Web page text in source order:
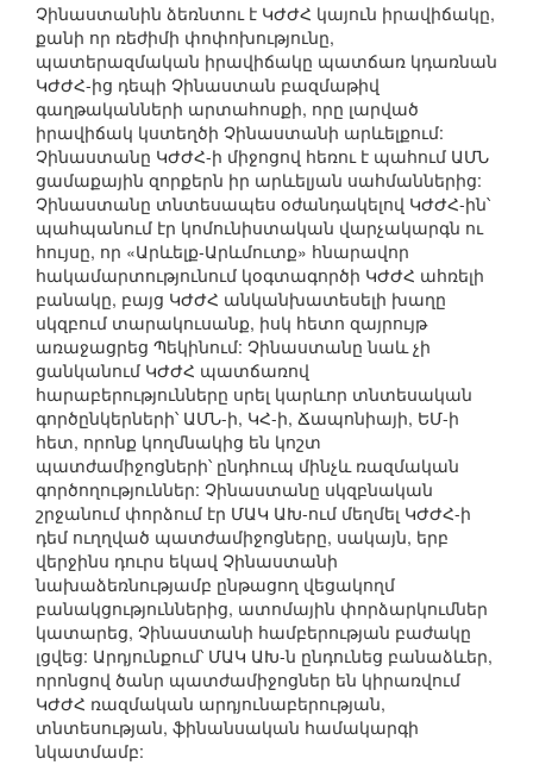
Չինաստանին ձեռնտու է ԿԺԺՀ կայուն իրավիճակը,
քանի որ ռեժիմի փոփոխությունը,
պատերազմական իրավիճակը պատճառ կդառնան
ԿԺԺՀ-ից դեպի Չինաստան բազմաթիվ
գաղթականների արտահոսքի, որը լարված
իրավիճակ կստեղծի Չինաստանի արևելքում:
Չինաստանը ԿԺԺՀ-ի միջոցով հեռու է պահում ԱՄՆ
ցամաքային զորքերն իր արևելյան սահմաններից:
Չինաստանը տնտեսապես օժանդակելով ԿԺԺՀ-ին՝
պահպանում էր կոմունիստական վարչակարգն ու
հույսը, որ «Արևելք-Արևմուտք» հնարավոր
հակամարտությունում կօգտագործի ԿԺԺՀ ահռելի
բանակը, բայց ԿԺԺՀ անկանխատեսելի խաղը
սկզբում տարակուսանք, իսկ հետո զայրույթ
առաջացրեց Պեկինում: Չինաստանը նաև չի
ցանկանում ԿԺԺՀ պատճառով
հարաբերությունները սրել կարևոր տնտեսական
գործընկերների՝ ԱՄՆ-ի, ԿՀ-ի, Ճապոնիայի, ԵՄ-ի
հետ, որոնք կողմնակից են կոշտ
պատժամիջոցների՝ ընդհուպ մինչև ռազմական
գործողություններ: Չինաստանը սկզբնական
շրջանում փորձում էր ՄԱԿ ԱԽ-ում մեղմել ԿԺԺՀ-ի
դեմ ուղղված պատժամիջոցները, սակայն, երբ
վերջինս դուրս եկավ Չինաստանի
նախաձեռնությամբ ընթացող վեցակողմ
բանակցություններից, ատոմային փորձարկումներ
կատարեց, Չինաստանի համբերության բաժակը
լցվեց: Արդյունքում՝ ՄԱԿ ԱԽ-ն ընդունեց բանաձևեր,
որոնցով ծանր պատժամիջոցներ են կիրառվում
ԿԺԺՀ ռազմական արդյունաբերության,
տնտեսության, ֆինանսական համակարգի
նկատմամբ: